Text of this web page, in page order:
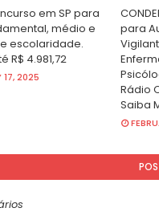
em SP para
médio e
escolaridade.
R$ 4.981,72
17, 2025
para
Rádio
Saiba